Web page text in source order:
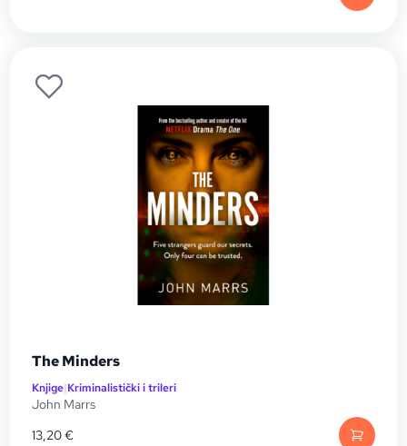
The Minders
Knjige|Kriminalistički i trileri
John Marrs
13,20€